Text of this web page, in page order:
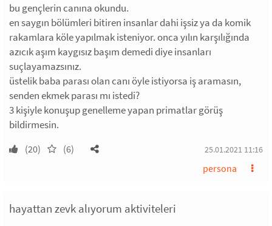
bu gençlerin canına okundu.
en saygın bölümleri bitiren insanlar dahi işsiz ya da komik
rakamlara köle yapılmak isteniyor. onca yılın karşılığında
azıcık aşım kaygısız başım demedi diye insanları
suçlayamazsınız.
üstelik baba parası olan canı öyle istiyorsa iş aramasın,
senden ekmek parası mı istedi?
3 kişiyle konuşup genelleme yapan primatlar görüş
bildirmesin.
(20) (6) 25.01.2021 11:16
persona
hayattan zevk alıyorum aktiviteleri